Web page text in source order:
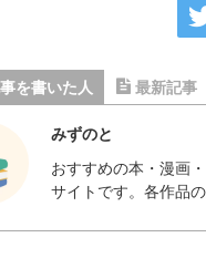
を書いた人 最新記事
みずのと
おすすめの本・漫画
サイトです。各作品